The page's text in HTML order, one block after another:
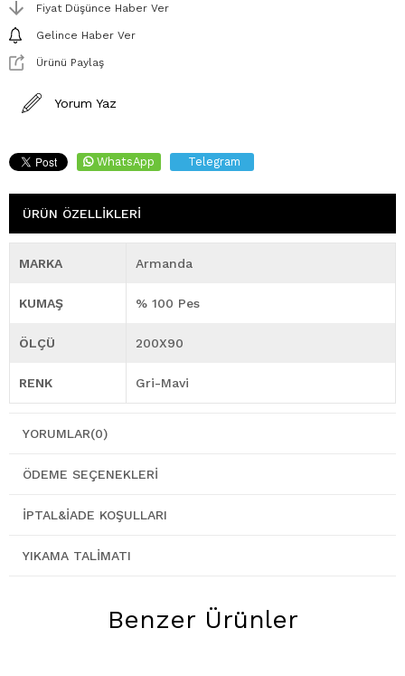
Fiyat Düşünce Haber Ver
Gelince Haber Ver
Ürünü Paylaş
Yorum Yaz
WhatsApp Telegram
ÜRÜN ÖZELLIKLERI
MARKA Armanda
KUMAŞ % 100 Pes
ÖLÇÜ 200X90
RENK Gri-Mavi
YORUMLAR(0)
ÖDEME SEÇENEKLERI
İPTAL&İADE KOŞULLARI
YIKAMA TALIMATI
Benzer Ürünler